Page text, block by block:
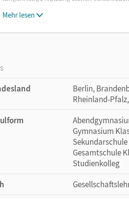
Mehr lesen
Berlin,
Rheinland-
Gymnasium
Gesamtschule
Studienkolleg